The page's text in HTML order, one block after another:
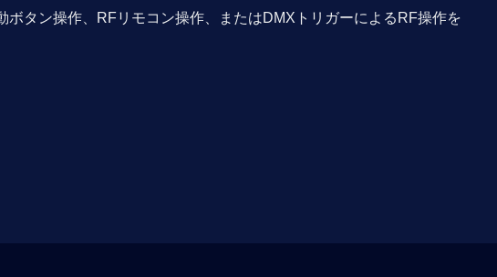
ボタン操作、RFリモコン操作、またはDMXトリガーによるRF操作を